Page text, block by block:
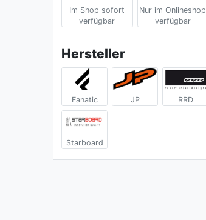
Im Shop sofort
verfügbar
Nur im Onlineshop
verfügbar
Hersteller
Fanatic JP RRD
Starboard